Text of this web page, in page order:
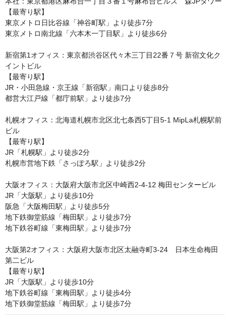
【最寄り駅】
東京メトロ日比谷線「神谷町駅」より徒歩7分
東京メトロ南北線「六本木一丁目駅」より徒歩6分
新宿第1オフィス：東京都渋谷区代々木三丁目22番７号 新宿文化ク
イントビル
【最寄り駅】
JR・小田急線・京王線「新宿駅」南口より徒歩8分
都営大江戸線「都庁前駅」より徒歩7分
札幌オフィス：北海道札幌市北区北七条西5丁目5-1 MipLa札幌駅前
ビル
【最寄り駅】
JR「札幌駅」より徒歩2分
札幌市営地下鉄「さっぽろ駅」より徒歩2分
大阪オフィス：大阪府大阪市北区中崎西2-4-12 梅田センタービル
JR「大阪駅」より徒歩10分
阪急「大阪梅田駅」より徒歩5分
地下鉄御堂筋線「梅田駅」より徒歩7分
地下鉄谷町線「東梅田駅」より徒歩7分
大阪第2オフィス：大阪府大阪市北区太融寺町3-24　日本生命梅田
第二ビル
【最寄り駅】
JR「大阪駅」より徒歩10分
地下鉄谷町線「東梅田駅」より徒歩4分
地下鉄御堂筋線「梅田駅」より徒歩7分